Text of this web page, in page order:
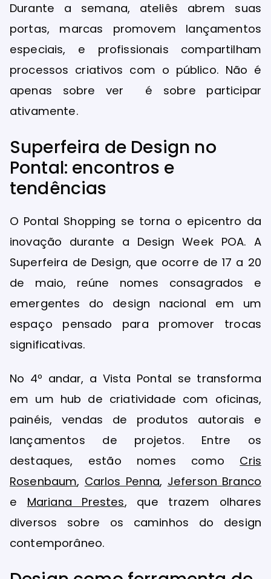
Durante a semana, ateliês abrem suas
portas, marcas promovem lançamentos
especiais, e profissionais compartilham
processos criativos com o público. Não é
apenas sobre ver é sobre participar
ativamente.
Superfeira de Design no
Pontal: encontros e
tendências
O Pontal Shopping se torna o epicentro da
inovação durante a Design Week POA. A
Superfeira de Design, que ocorre de 17 a 20
de maio, reúne nomes consagrados e
emergentes do design nacional em um
espaço pensado para promover trocas
significativas.
No 4º andar, a Vista Pontal se transforma
em um hub de criatividade com oficinas,
painéis, vendas de produtos autorais e
lançamentos de projetos. Entre os
destaques, estão nomes como Cris
Rosenbaum, Carlos Penna, Jeferson Branco
e Mariana Prestes, que trazem olhares
diversos sobre os caminhos do design
contemporâneo.